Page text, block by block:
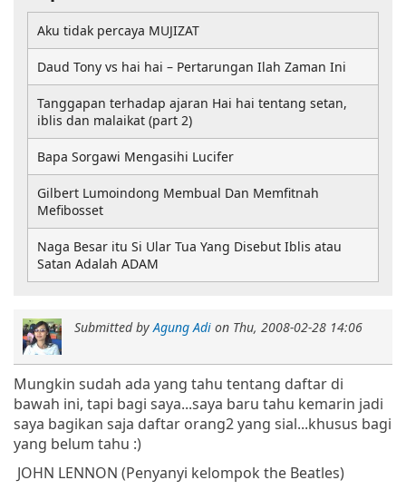
Submitted by Agung Adion Thu, 2008-02-28 14:06
Mungkin sudah ada yang tahu tentang daftar di
bawah ini, tapi bagi saya...saya baru tahu kemarin jadi
saya bagikan saja daftar orang2 yang sial...khusus bagi
yang belum tahu :)
JOHN LENNON (Penyanyi kelompok the Beatles)
Aku tidak percaya MUJIZAT
Daud Tony vs hai hai – Pertarungan Ilah Zaman Ini
Tanggapan terhadap ajaran Hai hai tentang setan,
iblis dan malaikat (part 2)
Bapa Sorgawi Mengasihi Lucifer
Gilbert Lumoindong Membual Dan Memfitnah
Mefibosset
Naga Besar itu Si Ular Tua Yang Disebut Iblis atau
Satan Adalah ADAM